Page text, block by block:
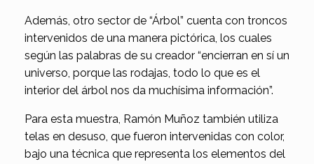
Además, otro sector de “Árbol” cuenta con troncos
intervenidos de una manera pictórica, los cuales
según las palabras de su creador “encierran en sí un
universo, porque las rodajas, todo lo que es el
interior del árbol nos da muchísima información”.
Para esta muestra, Ramón Muñoz también utiliza
telas en desuso, que fueron intervenidas con color,
bajo una técnica que representa los elementos del